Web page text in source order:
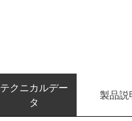
テクニカルデー
タ
製品説